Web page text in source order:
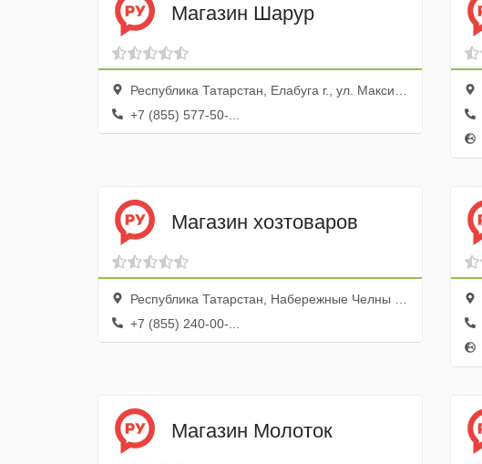
Магазин Шарур
Республика Татарстан, Елабуга г., ул. Максима Горького, 107б
+7 (855) 577-50-...
Магазин хозтоваров
Республика Татарстан, Набережные Челны г., Сидоровка пос., ул. Магистральная, 2
+7 (855) 240-00-...
Магазин Молоток